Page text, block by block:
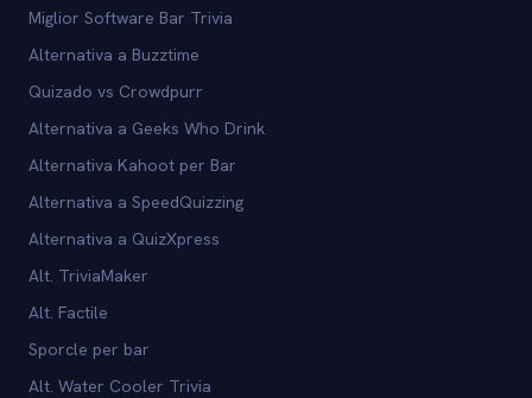
Miglior Software Bar Trivia
Alternativa a Buzztime
Quizado vs Crowdpurr
Alternativa a Geeks Who Drink
Alternativa Kahoot per Bar
Alternativa a SpeedQuizzing
Alternativa a QuizXpress
Alt. TriviaMaker
Alt. Factile
Sporcle per bar
Alt. Water Cooler Trivia